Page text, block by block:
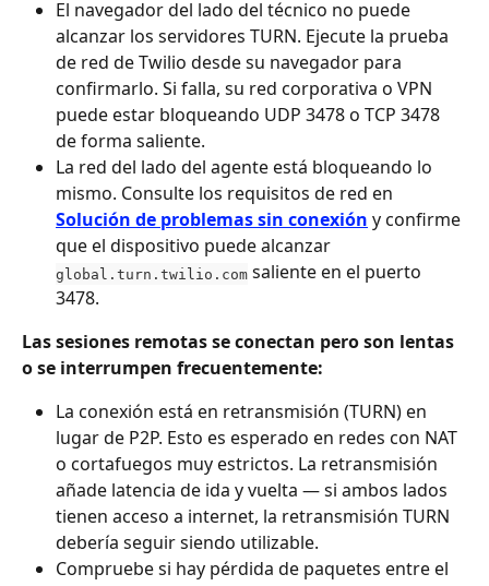
El navegador del lado del técnico no puede
alcanzar los servidores TURN. Ejecute la prueba
de red de Twilio desde su navegador para
confirmarlo. Si falla, su red corporativa o VPN
puede estar bloqueando UDP 3478 o TCP 3478
de forma saliente.
La red del lado del agente está bloqueando lo
mismo. Consulte los requisitos de red en
Solución de problemas sin conexión y confirme
que el dispositivo puede alcanzar
global.turn.twilio.com saliente en el puerto
3478.
Las sesiones remotas se conectan pero son lentas
o se interrumpen frecuentemente:
La conexión está en retransmisión (TURN) en
lugar de P2P. Esto es esperado en redes con NAT
o cortafuegos muy estrictos. La retransmisión
añade latencia de ida y vuelta — si ambos lados
tienen acceso a internet, la retransmisión TURN
debería seguir siendo utilizable.
Compruebe si hay pérdida de paquetes entre el